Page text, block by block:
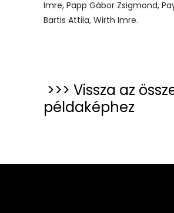
Imre, Papp Gábor Zsigmond,
Bartis Attila, Wirth Imre.
>>> Vissza az
példaképhez